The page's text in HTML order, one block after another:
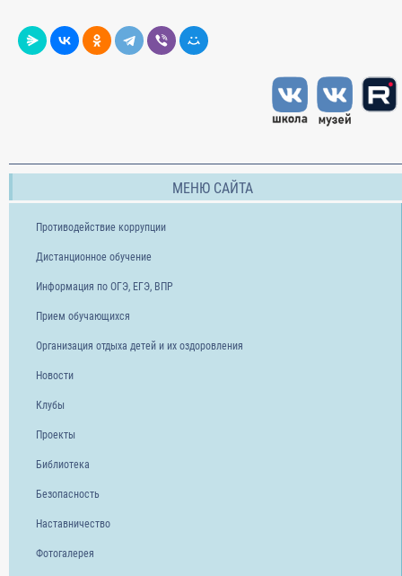
МЕНЮ САЙТА
Противодействие коррупции
Дистанционное обучение
Информация по ОГЭ, ЕГЭ, ВПР
Прием обучающихся
Организация отдыха детей и их оздоровления
Новости
Клубы
Проекты
Библиотека
Безопасность
Наставничество
Фотогалерея